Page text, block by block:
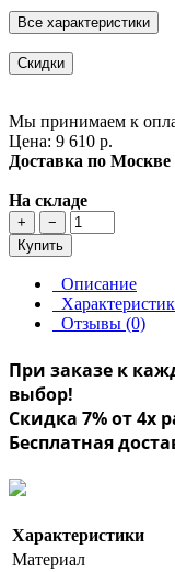
Все характеристики
Скидки
Мы принимаем к
Цена: 9 610 р.
Доставка по Москве
На складе
+
−
Купить
Описание
Отзывы (0)
При заказе к
выбор!
Скидка 7% от 4х
Бесплатная
Характеристики
Материал